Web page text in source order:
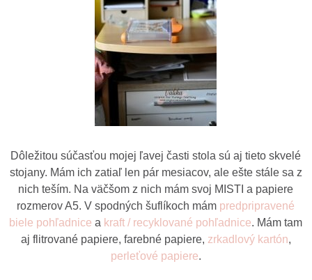
Dôležitou súčasťou mojej ľavej časti stola sú aj tieto skvelé
stojany. Mám ich zatiaľ len pár mesiacov, ale ešte stále sa z
nich teším. Na väčšom z nich mám svoj MISTI a papiere
rozmerov A5. V spodných šuflíkoch mám predpripravené
biele pohľadnice a kraft / recyklované pohľadnice. Mám tam
aj flitrované papiere, farebné papiere, zrkadlový kartón,
perleťové papiere.